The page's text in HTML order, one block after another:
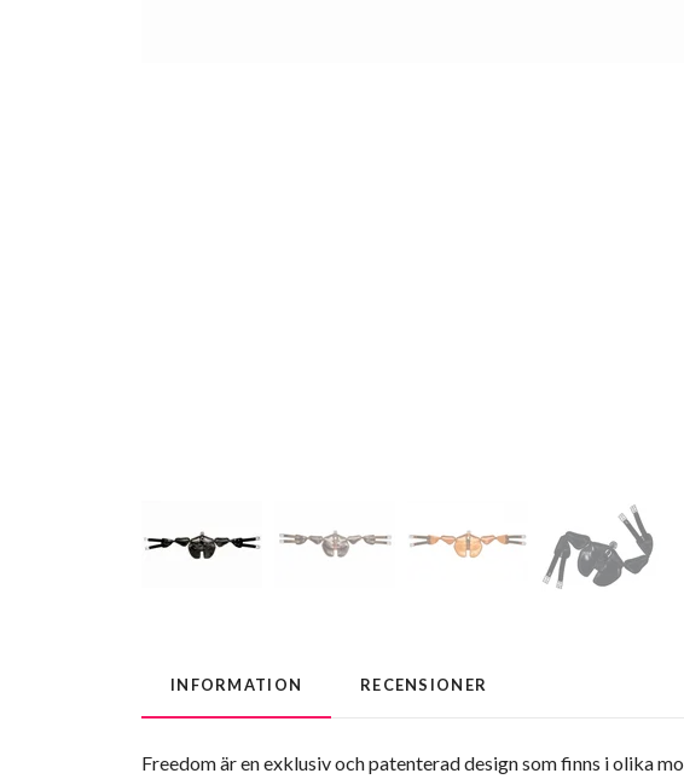
INFORMATION RECENSIONER
Freedom är en exklusiv och patenterad design som finns i olika